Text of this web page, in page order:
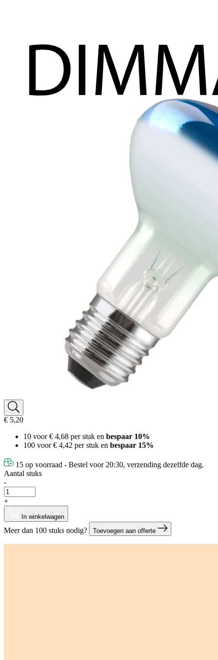
€ 5,20
10 voor€ 4,68 per stuk en bespaar 10%
100 voor€ 4,42 per stuk en bespaar 15%
15 op voorraad - Bestel voor 20:30, verzending dezelfde dag.
Aantal stuks
-
+
In winkelwagen
Meer dan 100 stuks nodig? Toevoegen aan offerte